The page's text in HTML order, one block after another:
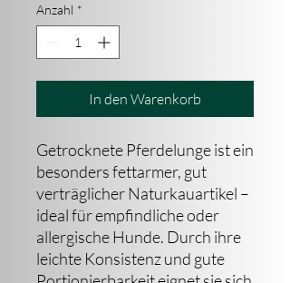
Kilogramm
Anzahl *
In den Warenkorb
Getrocknete Pferdelunge ist ein
besonders fettarmer, gut
verträglicher Naturkauartikel –
ideal für empfindliche oder
allergische Hunde. Durch ihre
leichte Konsistenz und gute